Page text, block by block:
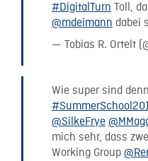
#DigitalTurn Toll,
@mdeimann dabei
— Tobias R. Ortelt
Wie super sind
@SilkeFrye
mich sehr, dass
Working Group